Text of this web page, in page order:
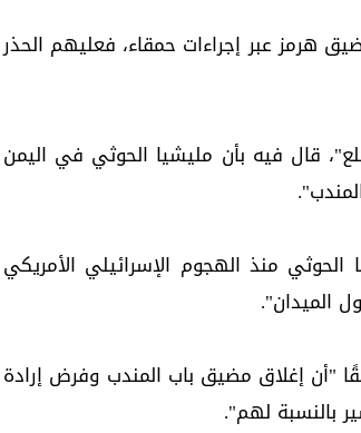
هرمز عبر إجراءات حمقاء، فعليهم الحذر
قال فيه بأن مليشيا الحوثي في اليمن
الحوثي منذ الهجوم الإسرائيلي الأمريكي
الميدان".
"أن إغلاق مضيق باب المندب وفرض إرادة
بالنسبة لهم".